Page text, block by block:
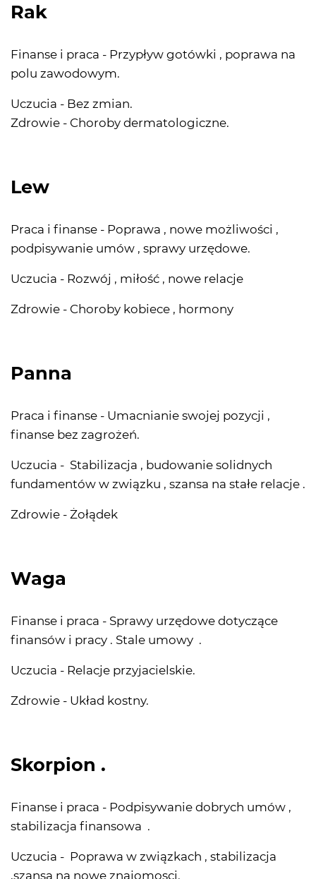
Rak
Finanse i praca - Przypływ gotówki , poprawa na
polu zawodowym.
Uczucia - Bez zmian.
Zdrowie - Choroby dermatologiczne.
Lew
Praca i finanse - Poprawa , nowe możliwości ,
podpisywanie umów , sprawy urzędowe.
Uczucia - Rozwój , miłość , nowe relacje
Zdrowie - Choroby kobiece , hormony
Panna
Praca i finanse - Umacnianie swojej pozycji ,
finanse bez zagrożeń.
Uczucia - Stabilizacja , budowanie solidnych
fundamentów w związku , szansa na stałe relacje .
Zdrowie - Żołądek
Waga
Finanse i praca - Sprawy urzędowe dotyczące
finansów i pracy . Stale umowy .
Uczucia - Relacje przyjacielskie.
Zdrowie - Układ kostny.
Skorpion .
Finanse i praca - Podpisywanie dobrych umów ,
stabilizacja finansowa .
Uczucia - Poprawa w związkach , stabilizacja
,szansa na nowe znajomosci.